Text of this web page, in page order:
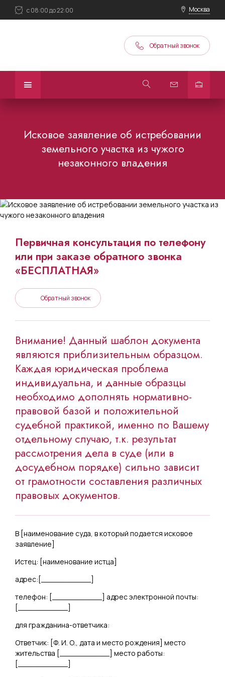
с 08:00 до 22:00 Москва
Обратный звонок
Исковое заявление об истребовании
земельного участка из чужого
незаконного владения
Первичная консультация по телефону
или при заказе обратного звонка
«БЕСПЛАТНАЯ»
Обратный звонок
Внимание! Данный шаблон документа
являются приблизительным образцом.
Каждая юридическая проблема
индивидуальна, и данные образцы
необходимо дополнять нормативно-
правовой базой и положительной
судебной практикой, именно по Вашему
отдельному случаю, т.к. результат
рассмотрения дела в суде (или в
досудебном порядке) сильно зависит
от грамотности составления различных
правовых документов.
В [наименование суда, в который подается исковое
заявление]
Истец: [наименование истца]
адрес:[
]
телефон: [
] адрес электронной почты:
[
]
для гражданина-ответчика:
Ответчик: [Ф. И. О., дата и место рождения] место
жительства [
] место работы:
[
]